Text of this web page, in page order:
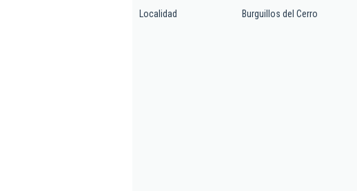
Localidad Burguillos del Cerro